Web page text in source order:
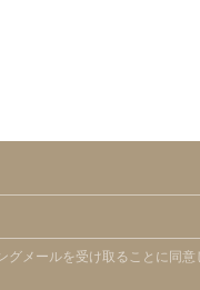
グメールを受け取ることに同